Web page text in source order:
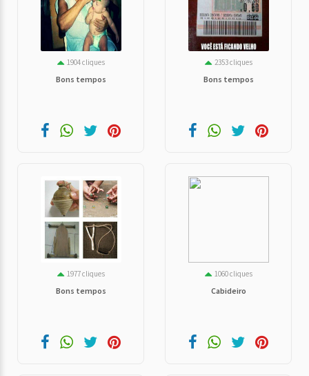
1904 cliques
Bons tempos
2353 cliques
Bons tempos
1977 cliques
Bons tempos
1060 cliques
Cabideiro